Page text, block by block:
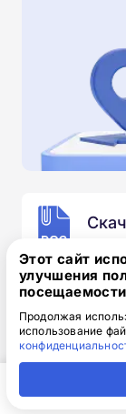
Скачайте
электронной
Обязательно
Наш
детали.
Этот сайт
улучшения
посещаемости
Продолжая
использование